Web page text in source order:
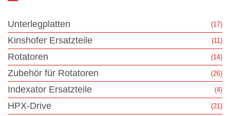
Unterlegplatten (17)
Kinshofer Ersatzteile (11)
Rotatoren (14)
Zubehör für Rotatoren (26)
Indexator Ersatzteile (4)
HPX-Drive (21)